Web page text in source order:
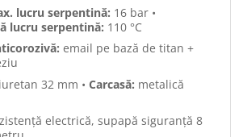
lucru serpentină: 16 bar •
lucru serpentină: 110 °C
email pe bază de titan +
32 mm • Carcasă: metalică
electrică, supapă siguranță 8